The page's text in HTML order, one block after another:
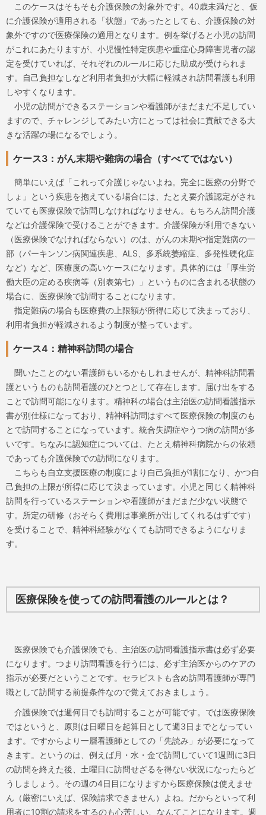
このケースはそもそも介護保険の対象外です。40歳未満だと、仮
に介護保険が適用される「状態」であったとしても、介護保険の対
象外ですので医療保険の適用となります。例を挙げると小児の訪問
がこれにあたりますが、小児慢性特定疾患や重症心身障害児者の認
定を受けていれば、それぞれのルールに応じた助成が受けられま
す。自己負担なしなど利用者負担が大幅に軽減され訪問看護も利用
しやすくなります。
小児の訪問ができるステーションや看護師がまだまだ不足してい
ますので、チャレンジしてみたい方にとっては社会に貢献できる大
きな活躍の場になるでしょう。
ケース3：がん末期や難病の場合（すべてではない）
簡単にいえば「これって介護じゃないよね。完全に医療の分野で
しょ」という疾患を抱えている場合には、たとえ要介護認定がされ
ていても医療保険で訪問しなければなりません。もちろん訪問介護
などは介護保険で受けることができます。介護保険が利用できない
（医療保険でなければならない）のは、がんの末期や指定難病の一
部（パーキンソン病関連疾患、ALS、多系統萎縮症、多発性硬化症
など）など、医療度の高いケースになります。具体的には「厚生労
働大臣の定める疾病等（別表第七）」というものに含まれる状態の
場合に、医療保険で訪問することになります。
指定難病の場合も医療費の上限額が所得に応じて決まっており、
利用者負担が軽減されるよう制度が整っています。
ケース4：精神科訪問の場合
聞いたことのない看護師もいるかもしれませんが、精神科訪問看
護というものも訪問看護のひとつとして存在します。届け出をする
ことで訪問可能になります。精神科の場合は主治医の訪問看護指示
書が別仕様になっており、精神科訪問はすべて医療保険の制度のも
とで訪問することになっています。統合失調症やうつ病の訪問が多
いです。ちなみに認知症については、たとえ精神科病院からの依頼
であっても介護保険での訪問になります。
こちらも自立支援医療の制度により自己負担が1割になり、かつ自
己負担の上限が所得に応じて決まっています。小児と同じく精神科
訪問を行っているステーションや看護師がまだまだ少ない状態で
す。所定の研修（おそらく費用は事業所が出してくれるはずです）
を受けることで、精神科経験がなくても訪問できるようになりま
す。
医療保険を使っての訪問看護のルールとは？
医療保険でも介護保険でも、主治医の訪問看護指示書は必ず必要
になります。つまり訪問看護を行うには、必ず主治医からのケアの
指示が必要だということです。セラピストも含め訪問看護師が専門
職として訪問する前提条件なので覚えておきましょう。
介護保険では週何日でも訪問することが可能です。では医療保険
ではというと、原則は日曜日を起算日として週3日までとなってい
ます。ですからより一層看護師としての「先読み」が必要になって
きます。というのは、例えば月・水・金で訪問していて1週間に3日
の訪問を終えた後、土曜日に訪問せざるを得ない状況になったらど
うしましょう。その週の4日目になりますから医療保険は使えませ
ん（厳密にいえば、保険請求できません）よね。だからといって利
用者に10割の請求をするのも心苦しい、なんてことになります。週